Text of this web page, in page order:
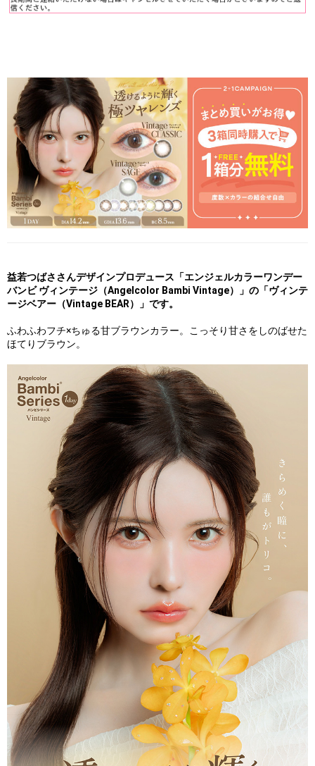
益若つばささんデザインプロデュース「エンジェルカラーワンデー
バンビ ヴィンテージ（Angelcolor Bambi Vintage）」の「ヴィンテ
ージベアー（Vintage BEAR）」です。
ふわふわフチ×ちゅる甘ブラウンカラー。こっそり甘さをしのばせた
ほてりブラウン。